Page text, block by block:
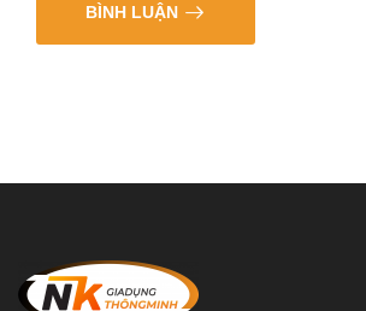
BÌNH LUẬN